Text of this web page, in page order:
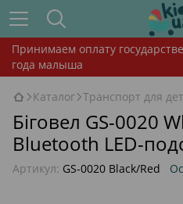
Принимаем оплату
года малыша
Каталог Транспорт для
Біговел GS-0020
Bluetooth LED-
Артикул: GS-0020 Black/Red